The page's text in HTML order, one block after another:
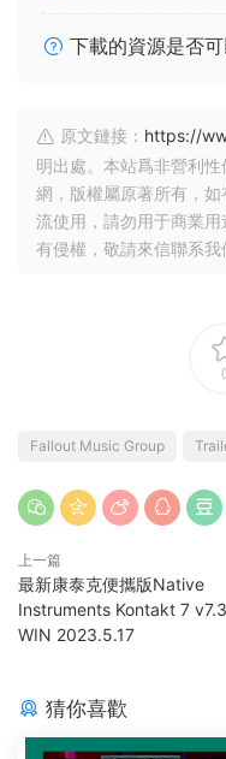
下載的資源是否可
原文鏈接： https://
明出處。本站爲非營利
網，版權屬原著所有，
流使用，請勿用于商業
有侵權，敬請來信聯系我
Fallout Music Group
上一篇
最新康泰克便攜版Native
Instruments Kontakt 7
WIN 2023.5.17
猜你喜歡